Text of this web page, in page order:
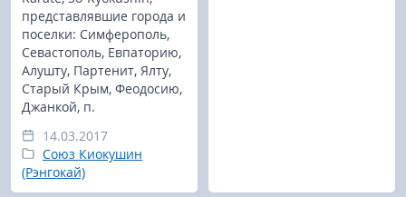
представлявшие города и
поселки: Симферополь,
Севастополь, Евпаторию,
Алушту, Партенит, Ялту,
Старый Крым, Феодосию,
Джанкой, п.
14.03.2017
Союз Киокушин
(Рэнгокай)